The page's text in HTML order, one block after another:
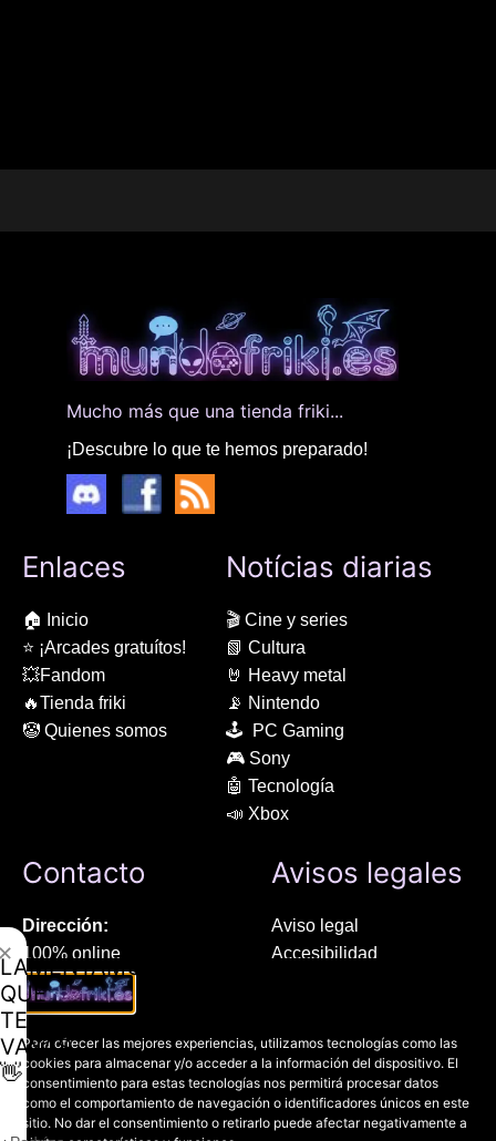
Para ofrecer las mejores experiencias, utilizamos tecnologías como las
cookies para almacenar y/o acceder a la información del dispositivo. El
consentimiento para estas tecnologías nos permitirá procesar datos
como el comportamiento de navegación o identificadores únicos en este
sitio. No dar el consentimiento o retirarlo puede afectar negativamente a
Mucho más que una tienda friki...
¡Descubre lo que te hemos preparado!
Enlaces
🏠 Inicio
⭐ ¡Arcades gratuítos!
💥Fandom
🔥Tienda friki
🤡 Quienes somos
Notícias diarias
🎬 Cine y series
📗 Cultura
🤘 Heavy metal
📡 Nintendo
🕹 PC Gaming
🎮 Sony
🤖 Tecnología
📣 Xbox
Contacto
Dirección:
100% online
Manresa (08241), Barcelona
Chat Whatsapp (solo texto):
+34 689 800 662
Correo:
Avisos legales
Aviso legal
Accesibilidad
Política de privacidad
LAMENTAMOS
QUE
TE
VAYAS
👋